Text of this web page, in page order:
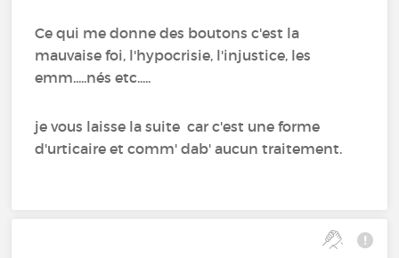
Ce qui me donne des boutons c'est la
mauvaise foi, l'hypocrisie, l'injustice, les
emm.....nés etc.....
je vous laisse la suite car c'est une forme
d'urticaire et comm' dab' aucun traitement.